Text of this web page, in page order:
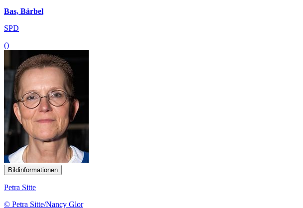
Bas, Bärbel
SPD
()
Bildinformationen
Petra Sitte
© Petra Sitte/Nancy Glor